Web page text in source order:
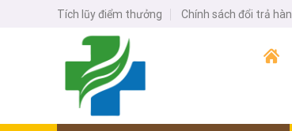
Tích lũy điểm thưởng Chính sách đổi trả